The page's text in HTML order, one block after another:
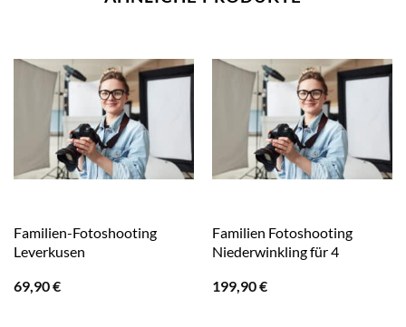
Familien-Fotoshooting
Leverkusen
69,90€
Familien Fotoshooting
Niederwinkling für 4
199,90€